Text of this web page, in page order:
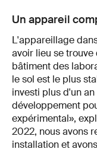
Un appareil
L'appareillage
avoir lieu se
bâtiment des
le sol est le plus
investi plus d'un
développement
expérimental»,
2022, nous avons
installation et